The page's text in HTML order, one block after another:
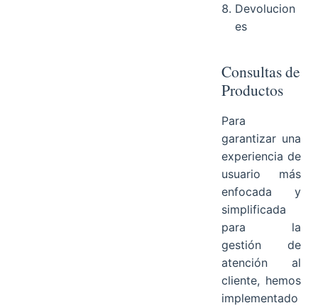
Devolucion
es
Consultas de
Productos
Para
garantizar una
experiencia de
usuario más
enfocada y
simplificada
para la
gestión de
atención al
cliente, hemos
implementado